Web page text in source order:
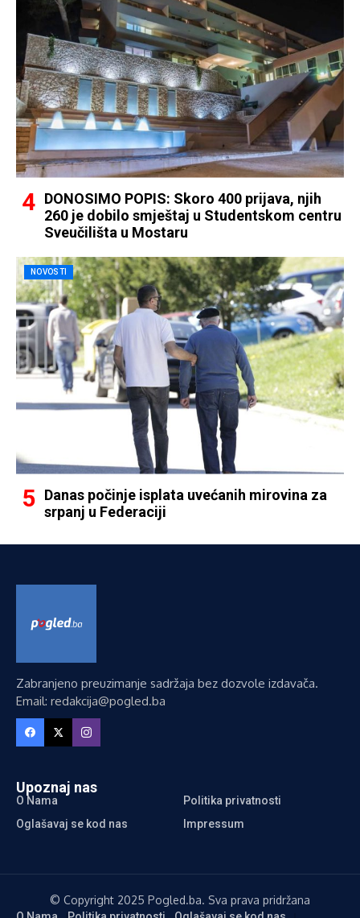
DONOSIMO POPIS: Skoro 400 prijava, njih
260 je dobilo smještaj u Studentskom centru
Sveučilišta u Mostaru
NOVOSTI
Danas počinje isplata uvećanih mirovina za
srpanj u Federaciji
Zabranjeno preuzimanje sadržaja bez dozvole izdavača.
Email: redakcija@pogled.ba
Upoznaj nas
O Nama
Politika privatnosti
Oglašavaj se kod nas
Impressum
© Copyright 2025 Pogled.ba. Sva prava pridržana